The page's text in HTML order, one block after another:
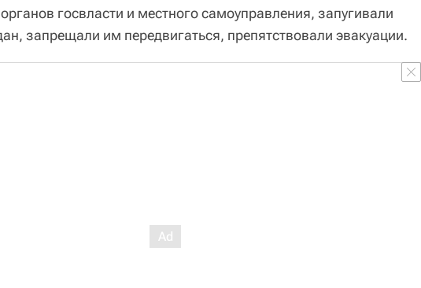
госвласти и местного самоуправления, запугивали
запрещали им передвигаться, препятствовали эвакуации.